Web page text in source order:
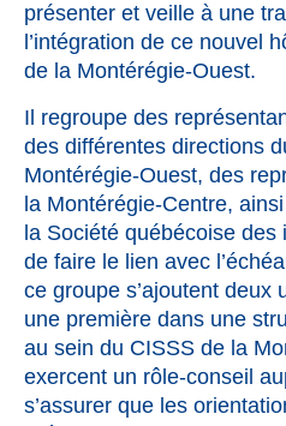
présenter et veille à une
l’intégration de ce nouvel
de la Montérégie-Ouest.
Il regroupe des
des différentes directions
Montérégie-Ouest, des
la Montérégie-Centre,
la Société québécoise
de faire le lien avec
ce groupe s’ajoutent deux
une première dans une
au sein du CISSS de la
exercent un rôle-conseil
s’assurer que les